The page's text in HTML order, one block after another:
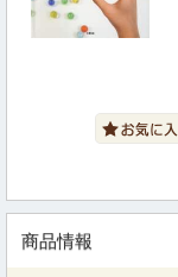
商品情報